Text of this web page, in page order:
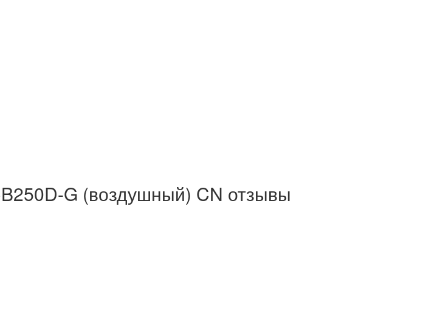
G (воздушный) CN отзывы